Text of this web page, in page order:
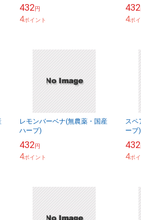
432円
4ポイント
432
4ポ
レモンバーベナ(無農薬・国産
ハーブ)
432円
4ポイント
スペ
ーブ)
432
4ポ